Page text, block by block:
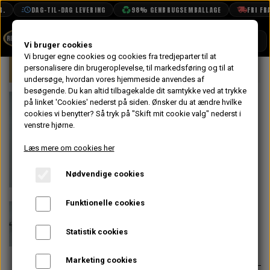
DAG-TIL-DAG LEVERING 98% GENBRUGSEMBALLAGE FRI
BOOK TID
PROJEKTER
TEKNISK DATA
VANDPOLERING
Forside Mini Elektrisk System Tænding
Strømfordeler
>276 grader
Knastaksel - A
motor
1.285,60 kr.
Vi bruger cookies
Vi bruger egne cookies og cookies fra tredjeparter til at
personalisere din brugeroplevelse, til markedsføring og til at
undersøge, hvordan vores hjemmeside anvendes af
besøgende. Du kan altid tilbagekalde dit samtykke ved at trykke
på linket 'Cookies' nederst på siden. Ønsker du at ændre hvilke
cookies vi benytter? Så tryk på "Skift mit cookie valg" nederst i
venstre hjørne.
Læs mere om cookies her
Nødvendige cookies
Funktionelle cookies
Statistik cookies
Marketing cookies